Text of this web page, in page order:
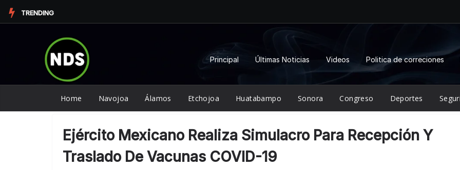
Saltar
al
TRENDING
Principal Últimas Noticias Videos Politica de correciones
Home Navojoa Álamos Etchojoa Huatabampo Sonora Congreso Deportes
Ejército Mexicano Realiza Simulacro Para Recepción Y
Traslado De Vacunas COVID-19